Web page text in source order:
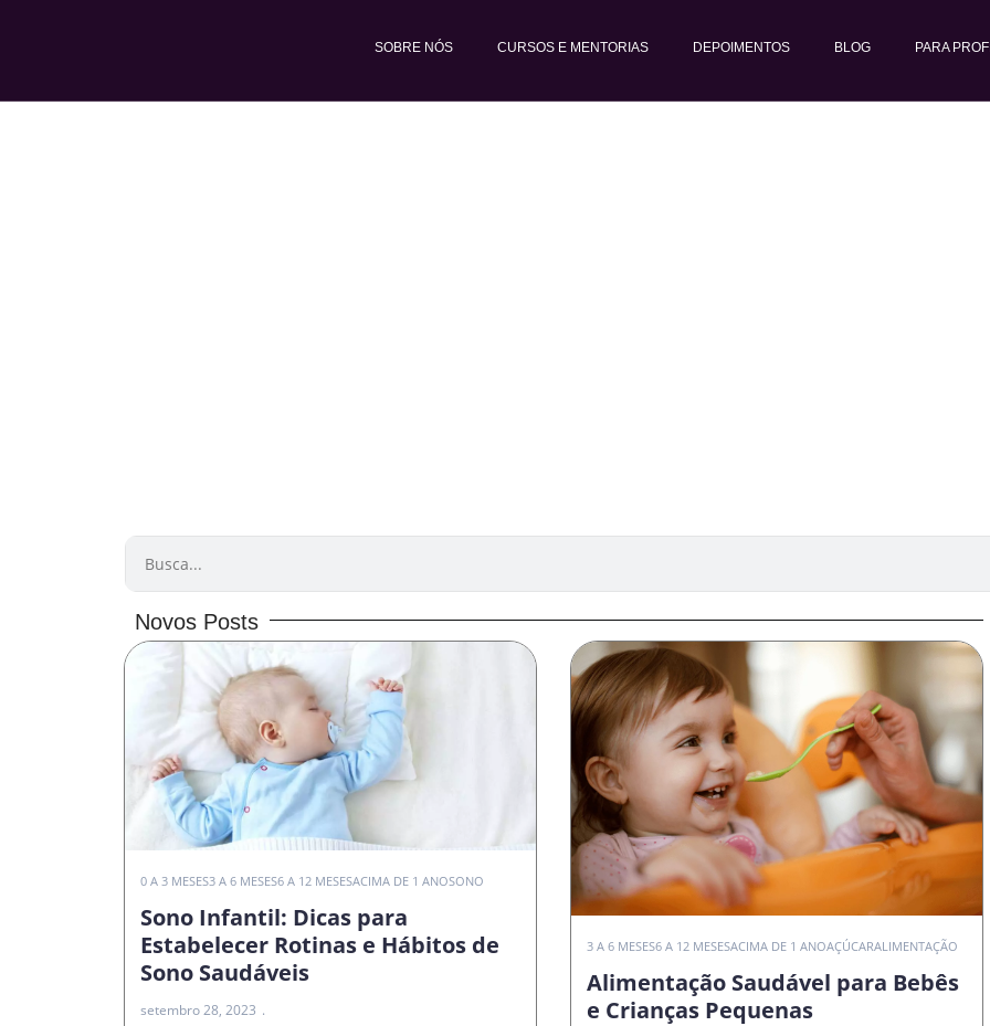
conteúdo
SOBRE NÓS CURSOS E MENTORIAS DEPOIMENTOS BLOG PARA
PESQUISAR
Novos Posts
0 A 3 MESES3 A 6 MESES6 A 12 MESESACIMA DE 1 ANOSONO
Sono Infantil: Dicas para
Estabelecer Rotinas e Hábitos de
Sono Saudáveis
setembro 28, 2023
3 A 6 MESES6 A 12 MESESACIMA DE 1 ANOAÇÚCARALIMENTAÇÃO
Alimentação Saudável para Bebês
e Crianças Pequenas